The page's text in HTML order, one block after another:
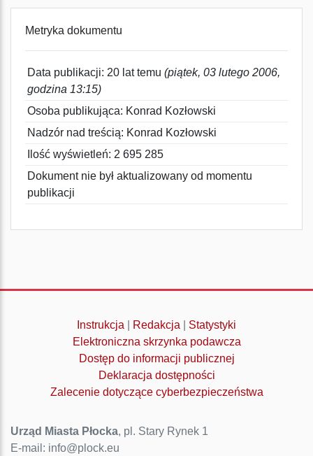
Metryka dokumentu
Data publikacji: 20 lat temu (piątek, 03 lutego 2006,
godzina 13:15)
Osoba publikująca: Konrad Kozłowski
Nadzór nad treścią: Konrad Kozłowski
Ilość wyświetleń: 2 695 285
Dokument nie był aktualizowany od momentu
publikacji
Instrukcja Redakcja
Statystyki
Elektroniczna skrzynka podawcza
Dostęp do informacji publicznej
Deklaracja dostępności
Zalecenie dotyczące cyberbezpieczeństwa
Urząd Miasta Płocka, pl. Stary Rynek 1
E-mail: info@plock.eu